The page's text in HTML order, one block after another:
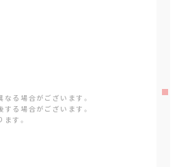
なる場合がございます。
する場合がございます。
す。